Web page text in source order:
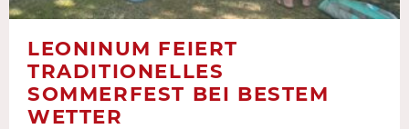
LEONINUM FEIERT
TRADITIONELLES
SOMMERFEST BEI BESTEM
WETTER